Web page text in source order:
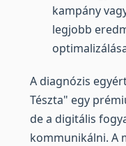
kampány
legjobb
A diagnózis
Tészta" egy
de a digitális
kommunikálni. A